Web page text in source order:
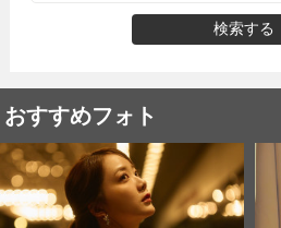
検索する
おすすめフォト